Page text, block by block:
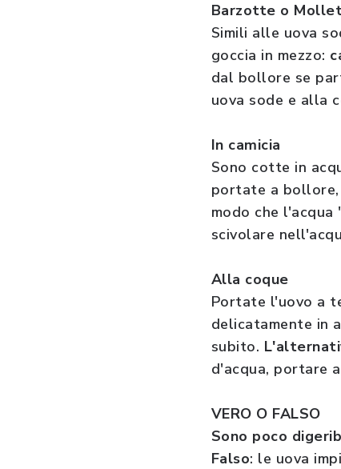
Barzotte o
Simili alle uova
goccia in mezzo:
dal bollore se
uova sode e alla
In camicia
Sono cotte in
portate a bollore,
modo che
scivolare
Alla coque
Portate l'uovo a
delicatamente in
subito.
d'acqua, portare
VERO O FALSO
Sono poco
Falso: le uova